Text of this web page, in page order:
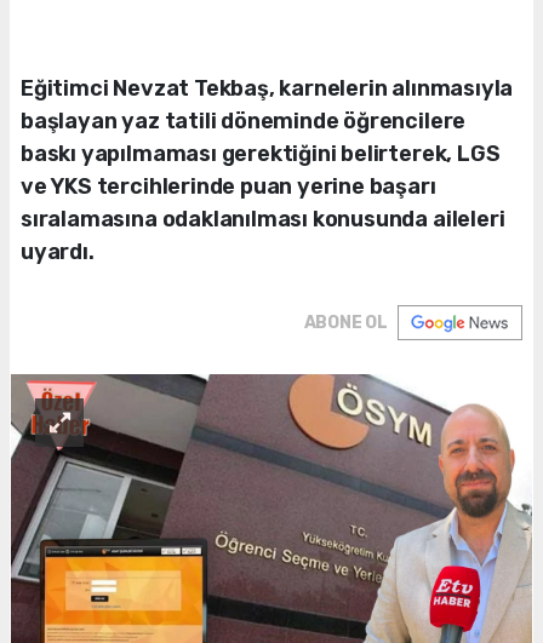
Eğitimci Nevzat Tekbaş, karnelerin alınmasıyla
başlayan yaz tatili döneminde öğrencilere
baskı yapılmaması gerektiğini belirterek, LGS
ve YKS tercihlerinde puan yerine başarı
sıralamasına odaklanılması konusunda aileleri
uyardı.
ABONE OL